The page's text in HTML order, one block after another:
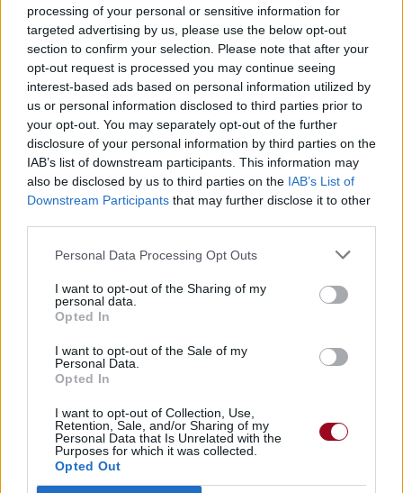
processing of your personal or sensitive information for
targeted advertising by us, please use the below opt-out
section to confirm your selection. Please note that after your
opt-out request is processed you may continue seeing
interest-based ads based on personal information utilized by
us or personal information disclosed to third parties prior to
your opt-out. You may separately opt-out of the further
disclosure of your personal information by third parties on the
IAB’s list of downstream participants. This information may
also be disclosed by us to third parties on the IAB’s List of
Downstream Participants that may further disclose it to other
Personal Data Processing Opt Outs
I want to opt-out of the Sharing of my
personal data.
Opted In
I want to opt-out of the Sale of my
Personal Data.
Opted In
I want to opt-out of Collection, Use,
Retention, Sale, and/or Sharing of my
Personal Data that Is Unrelated with the
Purposes for which it was collected.
Opted Out
Chanteurs : Windows95Man
Paroles + Traduction Téléchargement
Commentaires